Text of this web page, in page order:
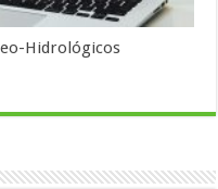
Hidrológicos